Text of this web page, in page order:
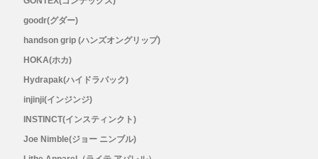
goodr(グダー)
handson grip (ハンズオングリップ)
HOKA(ホカ)
Hydrapak(ハイドラパック)
injinji(インジンジ)
INSTINCT(インスティンクト)
Joe Nimble(ジョー ニンブル)